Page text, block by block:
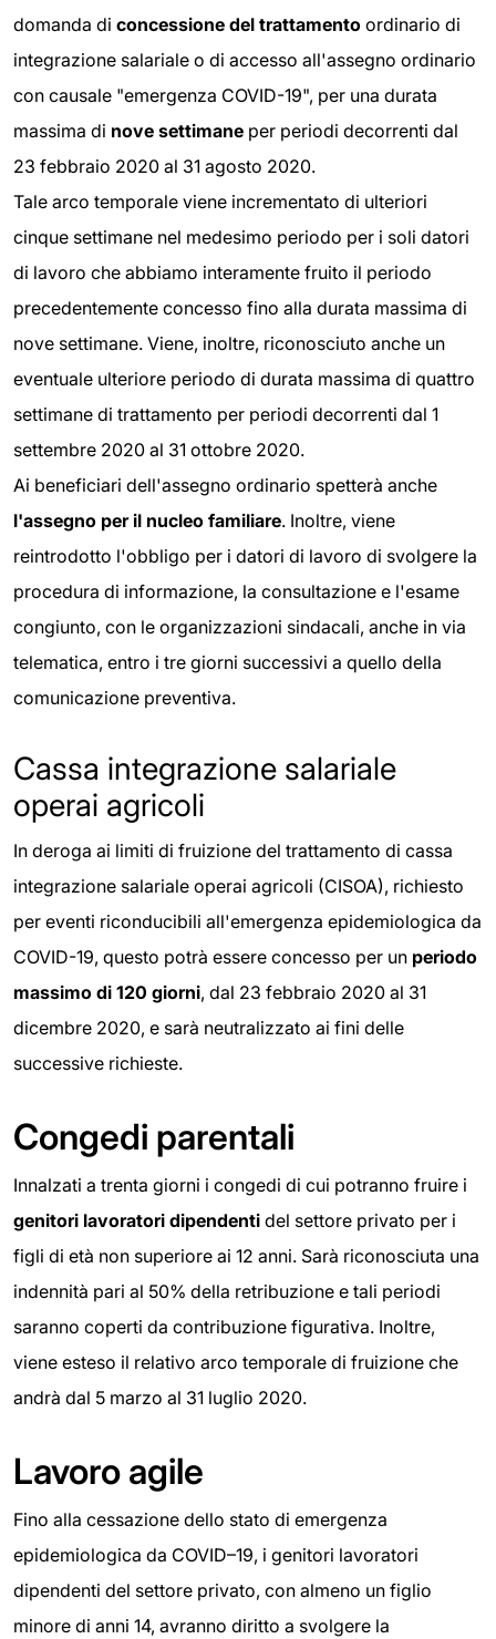
domanda di concessione del trattamento ordinario di
integrazione salariale o di accesso all'assegno ordinario
con causale "emergenza COVID-19", per una durata
massima di nove settimane per periodi decorrenti dal
23 febbraio 2020 al 31 agosto 2020.
Tale arco temporale viene incrementato di ulteriori
cinque settimane nel medesimo periodo per i soli datori
di lavoro che abbiamo interamente fruito il periodo
precedentemente concesso fino alla durata massima di
nove settimane. Viene, inoltre, riconosciuto anche un
eventuale ulteriore periodo di durata massima di quattro
settimane di trattamento per periodi decorrenti dal 1
settembre 2020 al 31 ottobre 2020.
Ai beneficiari dell'assegno ordinario spetterà anche
l'assegno per il nucleo familiare. Inoltre, viene
reintrodotto l'obbligo per i datori di lavoro di svolgere la
procedura di informazione, la consultazione e l'esame
congiunto, con le organizzazioni sindacali, anche in via
telematica, entro i tre giorni successivi a quello della
comunicazione preventiva.
Cassa integrazione salariale
operai agricoli
In deroga ai limiti di fruizione del trattamento di cassa
integrazione salariale operai agricoli (CISOA), richiesto
per eventi riconducibili all'emergenza epidemiologica da
COVID-19, questo potrà essere concesso per un periodo
massimo di 120 giorni, dal 23 febbraio 2020 al 31
dicembre 2020, e sarà neutralizzato ai fini delle
successive richieste.
Congedi parentali
Innalzati a trenta giorni i congedi di cui potranno fruire i
genitori lavoratori dipendenti del settore privato per i
figli di età non superiore ai 12 anni. Sarà riconosciuta una
indennità pari al 50% della retribuzione e tali periodi
saranno coperti da contribuzione figurativa. Inoltre,
viene esteso il relativo arco temporale di fruizione che
andrà dal 5 marzo al 31 luglio 2020.
Lavoro agile
Fino alla cessazione dello stato di emergenza
epidemiologica da COVID–19, i genitori lavoratori
dipendenti del settore privato, con almeno un figlio
minore di anni 14, avranno diritto a svolgere la